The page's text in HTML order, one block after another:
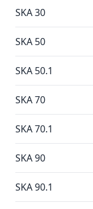
SKA 30
SKA 50
SKA 50.1
SKA 70
SKA 70.1
SKA 90
SKA 90.1